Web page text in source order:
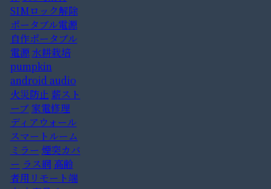
SIMロック解除
ポータブル電源
自作ポータブル
電源水耕栽培
pumpkin
android audio
火災防止 薪スト
ーブ家電修理
ディアウォール
スマートルーム
ミラー 煙突カバ
ー ラス網 高齢
者用リモート端